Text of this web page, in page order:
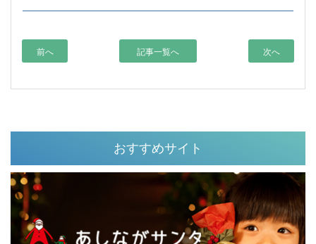
前へ 記事一覧へ 次へ
おすすめサイト